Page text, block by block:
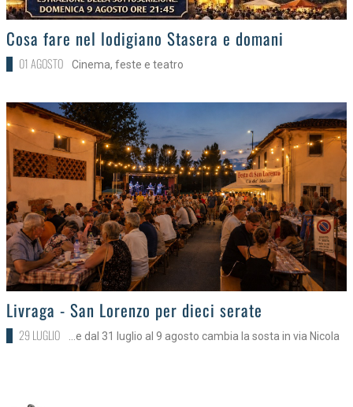
>
Cosa fare nel lodigiano Stasera e domani
01 AGOSTO Cinema, feste e teatro
>Livraga - San Lorenzo per dieci serate
29 LUGLIO ...e dal 31 luglio al 9 agosto cambia la sosta in via Nicola